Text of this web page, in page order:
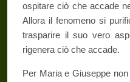
ospitare ciò che accade
Allora il fenomeno si
trasparire il suo vero
rigenera ciò che accade.
Per Maria e Giuseppe